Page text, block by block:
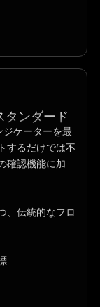
タンダード
ケーターを最
するだけでは不
確認機能に加
、伝統的なフロ